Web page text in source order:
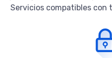
Servicios compatibles con